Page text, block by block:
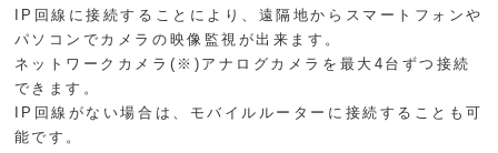
IP回線に接続することにより、遠隔地からスマートフォンや
パソコンでカメラの映像監視が出来ます。
ネットワークカメラ(※)アナログカメラを最大4台ずつ接続
できます。
IP回線がない場合は、モバイルルーターに接続することも可
能です。